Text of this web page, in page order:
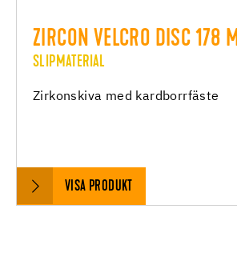
ZIRCON VELCRO DISC 178
SLIPMATERIAL
Zirkonskiva med kardborrfäste
VISA PRODUKT